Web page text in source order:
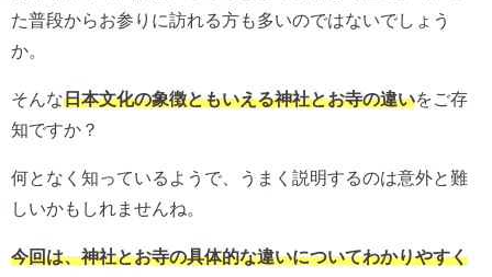
た普段からお参りに訪れる方も多いのではないでしょう
か。
そんな日本文化の象徴ともいえる神社とお寺の違いをご存
知ですか？
何となく知っているようで、うまく説明するのは意外と難
しいかもしれませんね。
今回は、神社とお寺の具体的な違いについてわかりやすく